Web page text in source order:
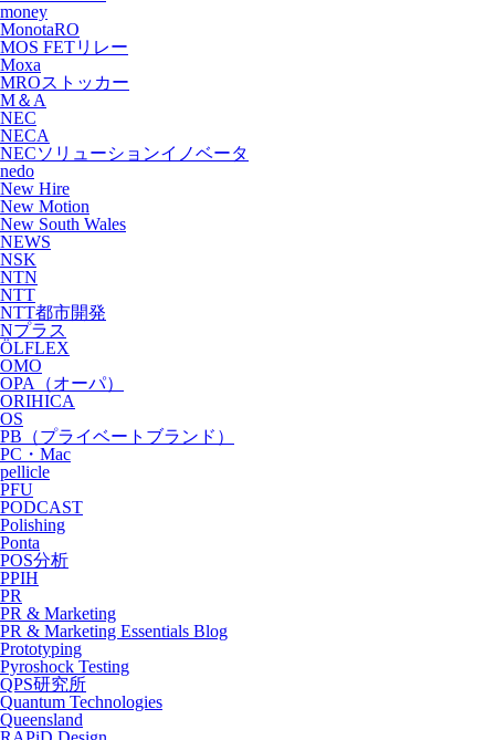
money
MonotaRO
MOS FETリレー
Moxa
MROストッカー
M＆A
NEC
NECA
NECソリューションイノベータ
nedo
New Hire
New Motion
New South Wales
NEWS
NSK
NTN
NTT
NTT都市開発
Nプラス
ÖLFLEX
OMO
OPA（オーパ）
ORIHICA
OS
PB（プライベートブランド）
PC・Mac
pellicle
PFU
PODCAST
Polishing
Ponta
POS分析
PPIH
PR
PR & Marketing
PR & Marketing Essentials Blog
Prototyping
Pyroshock Testing
QPS研究所
Quantum Technologies
Queensland